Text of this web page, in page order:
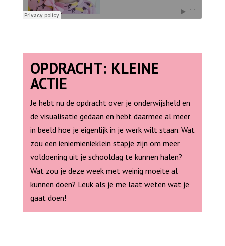
OPDRACHT: KLEINE
ACTIE
Je hebt nu de opdracht over je onderwijsheld en
de visualisatie gedaan en hebt daarmee al meer
in beeld hoe je eigenlijk in je werk wilt staan. Wat
zou een ieniemienieklein stapje zijn om meer
voldoening uit je schooldag te kunnen halen?
Wat zou je deze week met weinig moeite al
kunnen doen? Leuk als je me laat weten wat je
gaat doen!